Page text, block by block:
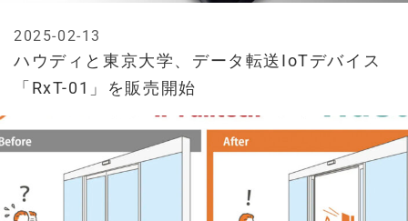
ハウディと東京大学、データ転送IoTデバイス
「RxT-01」を販売開始
2025-02-13